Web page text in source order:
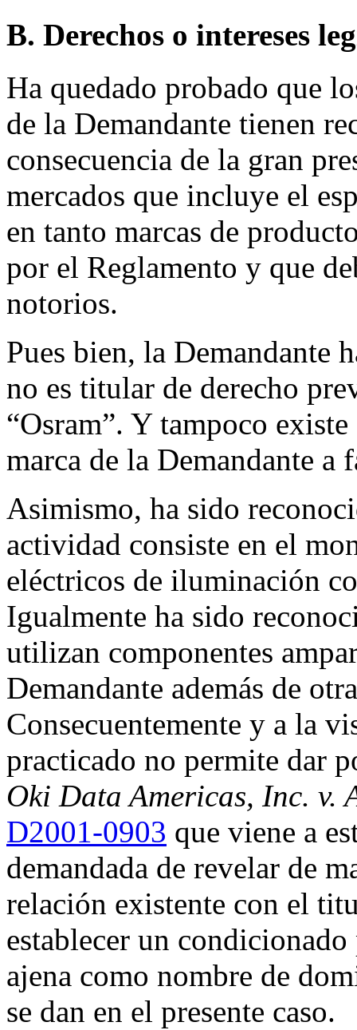
B. Derechos o intereses
Ha quedado probado que
de la Demandante tienen
consecuencia de la gran
mercados que incluye el
en tanto marcas de
por el Reglamento y que
notorios.
Pues bien, la Demandante
no es titular de derecho
“Osram”. Y tampoco
marca de la Demandante a
Asimismo, ha sido
actividad consiste en el
eléctricos de iluminación
Igualmente ha sido
utilizan componentes
Demandante además de
Consecuentemente y a la
practicado no permite dar
Oki Data Americas, Inc. v.
D2001-0903 que viene a
demandada de revelar de
relación existente con el
establecer un
ajena como nombre de
se dan en el presente caso.